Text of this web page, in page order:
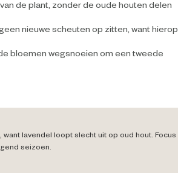
de plant, zonder de oude houten delen
nieuwe scheuten op zitten, want hierop
bloemen wegsnoeien om een tweede
lavendel loopt slecht uit op oud hout. Focus
seizoen.